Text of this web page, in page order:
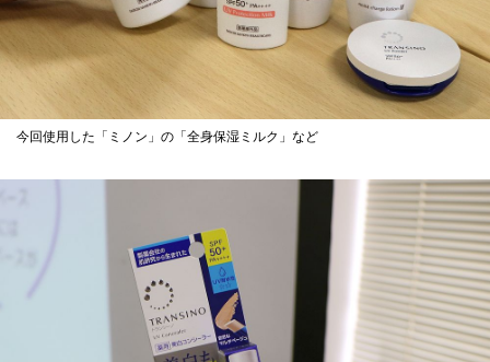
今回使用した「ミノン」の「全身保湿ミルク」など